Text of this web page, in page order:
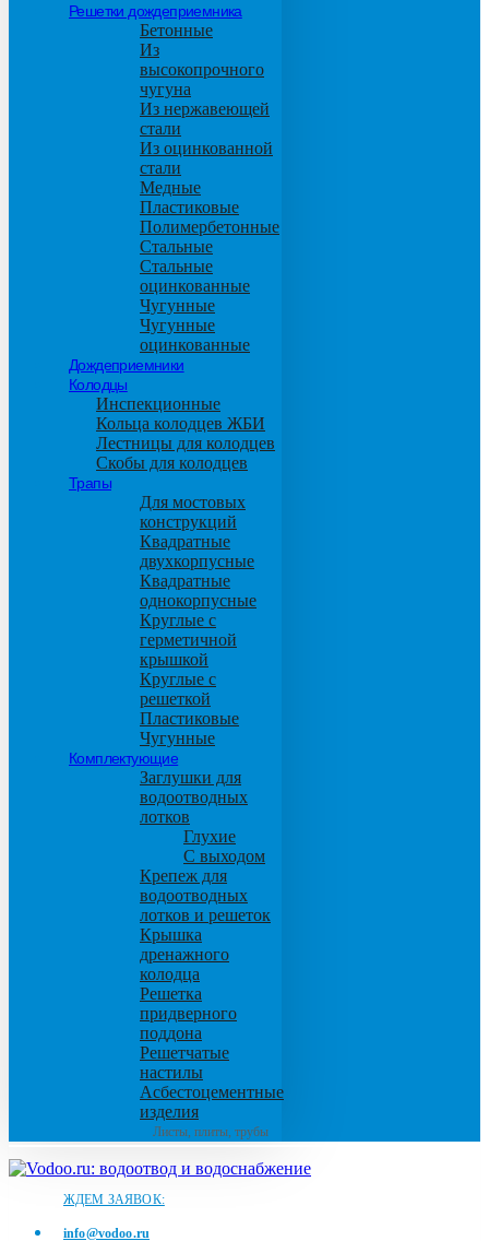
Решетки дождеприемника
Бетонные
Из
высокопрочного
чугуна
Из нержавеющей
стали
Из оцинкованной
стали
Медные
Пластиковые
Полимербетонные
Стальные
Стальные
оцинкованные
Чугунные
Чугунные
оцинкованные
Дождеприемники
Колодцы
Инспекционные
Кольца колодцев ЖБИ
Лестницы для колодцев
Скобы для колодцев
Трапы
Для мостовых
конструкций
Квадратные
двухкорпусные
Квадратные
однокорпусные
Круглые с
герметичной
крышкой
Круглые с
решеткой
Пластиковые
Чугунные
Комплектующие
Заглушки для
водоотводных
лотков
Глухие
С выходом
Крепеж для
водоотводных
лотков и решеток
Крышка
дренажного
колодца
Решетка
придверного
поддона
Решетчатые
настилы
Асбестоцементные
изделия
Листы, плиты, трубы
ЖДЕМ ЗАЯВОК:
info@vodoo.ru